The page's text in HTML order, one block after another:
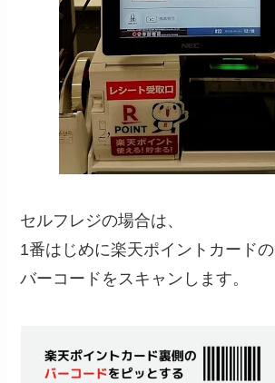
セルフレジの場合は、
1番はじめに楽天ポイントカードの
バーコードをスキャンします。